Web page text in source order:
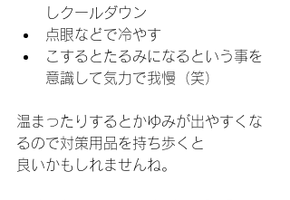
しクールダウン
点眼などで冷やす
こするとたるみになるという事を
意識して気力で我慢（笑）
温まったりするとかゆみが出やすくな
るので対策用品を持ち歩くと
良いかもしれませんね。